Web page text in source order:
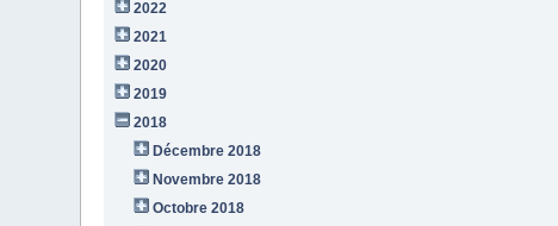
2022
2021
2020
2019
2018
Décembre 2018
Novembre 2018
Octobre 2018